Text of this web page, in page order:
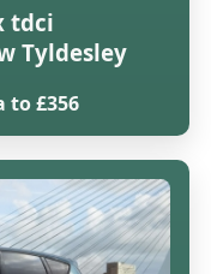
tdci
Tyldesley
to £356